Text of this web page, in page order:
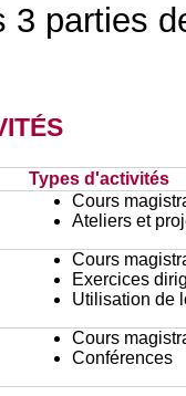
3 parties
Types d'activités
Cours
Ateliers et
Cours
Exercices
Utilisation de
Cours
Conférences